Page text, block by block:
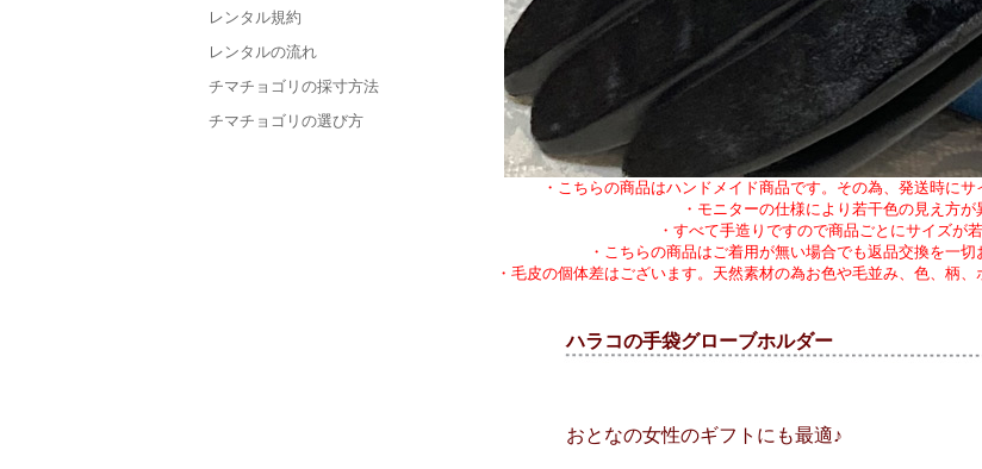
レンタル規約
レンタルの流れ
チマチョゴリの採寸方法
チマチョゴリの選び方
・こちらの商品はハンドメイド商品です。その為、発送時に
・モニターの仕様により若干色の見え方が
・すべて手造りですので商品ごとにサイズが
・こちらの商品はご着用が無い場合でも返品交換を一
・毛皮の個体差はございます。天然素材の為お色や毛並み、色、柄
ハラコの手袋グローブホルダー
おとなの女性のギフトにも最適♪